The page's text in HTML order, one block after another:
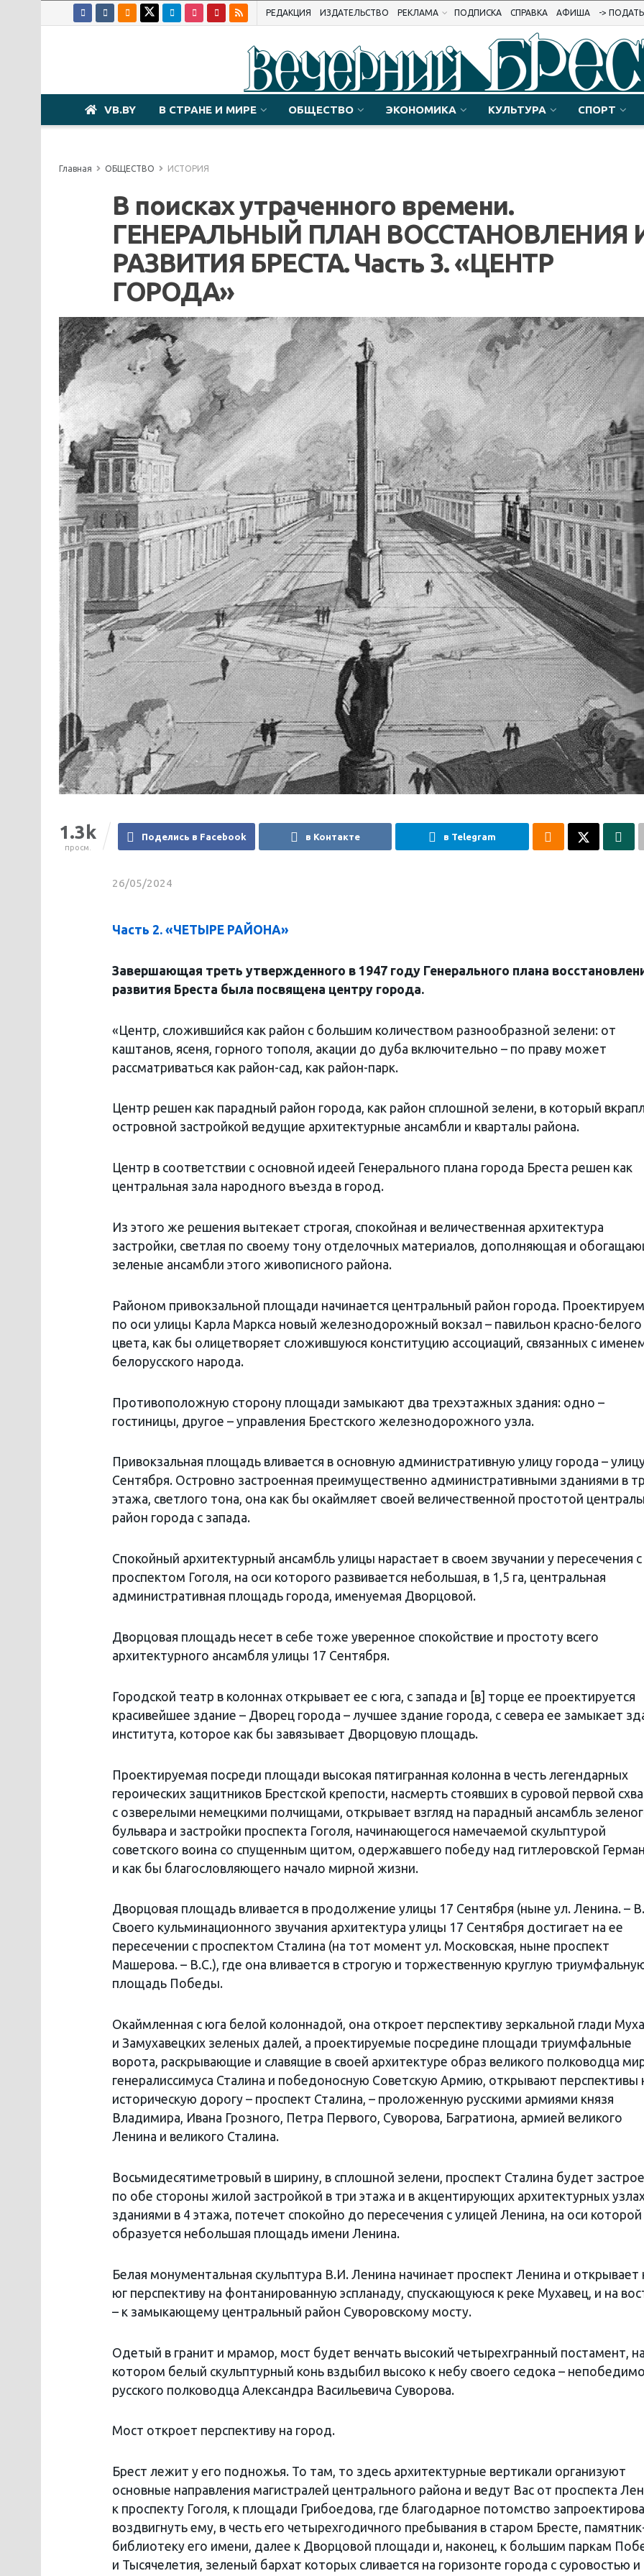
РЕДАКЦИЯ ИЗДАТЕЛЬСТВО РЕКЛАМА ПОДПИСКА СПРАВКА АФИША ->
VB.BY В СТРАНЕ И МИРЕ ОБЩЕСТВО ЭКОНОМИКА КУЛЬТУРА СПОРТ
Главная ОБЩЕСТВО ИСТОРИЯ
В поисках утраченного времени.
ГЕНЕРАЛЬНЫЙ ПЛАН ВОССТАНОВЛЕНИЯ
РАЗВИТИЯ БРЕСТА. Часть 3. «ЦЕНТР
ГОРОДА»
1.3k
просм.
Поделись в Facebook в Контакте в Telegram
26/05/2024
Часть 2. «ЧЕТЫРЕ РАЙОНА»
Завершающая треть утвержденного в 1947 году Генерального плана
развития Бреста была посвящена центру города.
«Центр, сложившийся как район с большим количеством разнообразной зелени: от
каштанов, ясеня, горного тополя, акации до дуба включительно – по праву может
рассматриваться как район-сад, как район-парк.
Центр решен как парадный район города, как район сплошной зелени, в который
островной застройкой ведущие архитектурные ансамбли и кварталы района.
Центр в соответствии с основной идеей Генерального плана города Бреста решен как
центральная зала народного въезда в город.
Из этого же решения вытекает строгая, спокойная и величественная архитектура
застройки, светлая по своему тону отделочных материалов, дополняющая и
зеленые ансамбли этого живописного района.
Районом привокзальной площади начинается центральный район города.
по оси улицы Карла Маркса новый железнодорожный вокзал – павильон красно-белого
цвета, как бы олицетворяет сложившуюся конституцию ассоциаций, связанных с
белорусского народа.
Противоположную сторону площади замыкают два трехэтажных здания: одно –
гостиницы, другое – управления Брестского железнодорожного узла.
Привокзальная площадь вливается в основную административную улицу города –
Сентября. Островно застроенная преимущественно административными зданиями в
этажа, светлого тона, она как бы окаймляет своей величественной простотой
район города с запада.
Спокойный архитектурный ансамбль улицы нарастает в своем звучании у пересечения с
проспектом Гоголя, на оси которого развивается небольшая, в 1,5 га, центральная
административная площадь города, именуемая Дворцовой.
Дворцовая площадь несет в себе тоже уверенное спокойствие и простоту всего
архитектурного ансамбля улицы 17 Сентября.
Городской театр в колоннах открывает ее с юга, с запада и [в] торце ее проектируется
красивейшее здание – Дворец города – лучшее здание города, с севера ее замыкает
института, которое как бы завязывает Дворцовую площадь.
Проектируемая посреди площади высокая пятигранная колонна в честь легендарных
героических защитников Брестской крепости, насмерть стоявших в суровой первой
с озверелыми немецкими полчищами, открывает взгляд на парадный ансамбль
бульвара и застройки проспекта Гоголя, начинающегося намечаемой скульптурой
советского воина со спущенным щитом, одержавшего победу над гитлеровской
и как бы благословляющего начало мирной жизни.
Дворцовая площадь вливается в продолжение улицы 17 Сентября (ныне ул. Ленина. –
Своего кульминационного звучания архитектура улицы 17 Сентября достигает на ее
пересечении с проспектом Сталина (на тот момент ул. Московская, ныне проспект
Машерова. – В.С.), где она вливается в строгую и торжественную круглую
площадь Победы.
Окаймленная с юга белой колоннадой, она откроет перспективу зеркальной глади
и Замухавецких зеленых далей, а проектируемые посредине площади триумфальные
ворота, раскрывающие и славящие в своей архитектуре образ великого полководца
генералиссимуса Сталина и победоносную Советскую Армию, открывают перспективы
историческую дорогу – проспект Сталина, – проложенную русскими армиями князя
Владимира, Ивана Грозного, Петра Первого, Суворова, Багратиона, армией великого
Ленина и великого Сталина.
Восьмидесятиметровый в ширину, в сплошной зелени, проспект Сталина будет
по обе стороны жилой застройкой в три этажа и в акцентирующих архитектурных
зданиями в 4 этажа, потечет спокойно до пересечения с улицей Ленина, на оси которой
образуется небольшая площадь имени Ленина.
Белая монументальная скульптура В.И. Ленина начинает проспект Ленина и открывает
юг перспективу на фонтанированную эспланаду, спускающуюся к реке Мухавец, и на
– к замыкающему центральный район Суворовскому мосту.
Одетый в гранит и мрамор, мост будет венчать высокий четырехгранный постамент, на
котором белый скульптурный конь вздыбил высоко к небу своего седока –
русского полководца Александра Васильевича Суворова.
Мост откроет перспективу на город.
Брест лежит у его подножья. То там, то здесь архитектурные вертикали организуют
основные направления магистралей центрального района и ведут Вас от проспекта
к проспекту Гоголя, к площади Грибоедова, где благодарное потомство
воздвигнуть ему, в честь его четырехгодичного пребывания в старом Бресте,
библиотеку его имени, далее к Дворцовой площади и, наконец, к большим паркам
и Тысячелетия, зеленый бархат которых сливается на горизонте города с суровостью и